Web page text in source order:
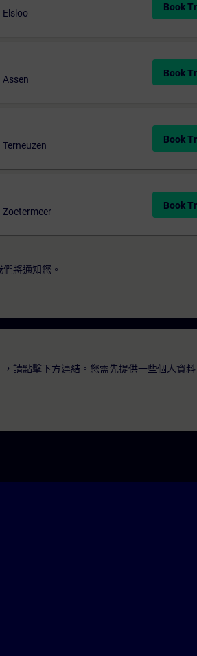
Elsloo
Book
Assen
Book
Terneuzen
Book
Zoetermeer
Book
將通知您。
請點擊下方連結。您需先提供一些個人資